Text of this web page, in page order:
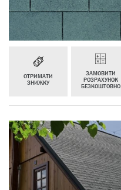
ОТРИМАТИ
ЗНИЖКУ
ЗАМОВИТИ
РОЗРАХУНОК
БЕЗКОШТОВНО